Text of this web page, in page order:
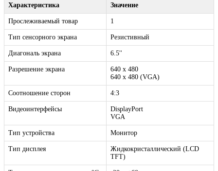
Характеристика Значение
Прослеживаемый товар 1
Тип сенсорного экрана Резистивный
Диагональ экрана 6.5''
Разрешение экрана
640 x 480
640 x 480 (VGA)
Соотношение сторон 4:3
Видеоинтерфейсы
DisplayPort
VGA
Тип устройства Монитор
Тип дисплея
Жидкокристаллический (LCD
TFT)